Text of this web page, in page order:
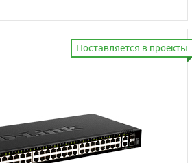
Поставляется в проекты